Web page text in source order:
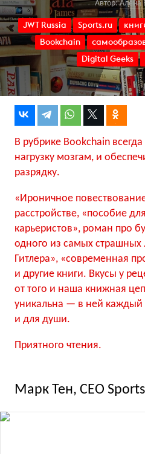
Автор:Алёна
JWT Russia Sports.ru
Bookchain
Digital Geeks
В рубрике Bookchain всегда
нагрузку мозгам, и
разрядку.
«Ироничное
расстройстве, «пособие
карьеристов», роман про
одного из самых страшных
Гитлера», «современная
и другие книги. Вкусы у
от того и наша книжная
уникальна — в ней каждый
и для души.
Приятного чтения.
Марк Тен, CEO